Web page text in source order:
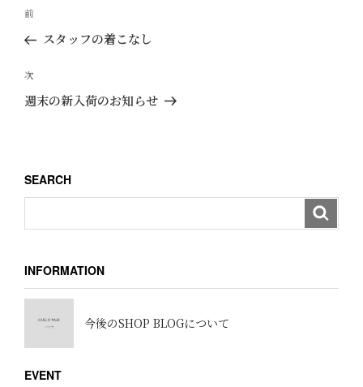
ナ
ビ
ゲ
ン
過
去
投
稿
前
スタッフの着こなし
次
の
次
週末の新入荷のお知らせ
SEARCH
INFORMATION
今後のSHOP BLOGについて
EVENT